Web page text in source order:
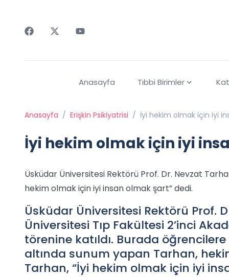
Anasayfa Tıbbi Birimler
Anasayfa / Erişkin Psikiyatrisi / İyi hekim olmak için iyi
İyi hekim olmak için iyi
Üsküdar Üniversitesi Rektörü Prof. Dr. Nevzat
hekim olmak için iyi insan olmak şart” dedi.
Üsküdar Üniversitesi Rektörü Prof.
Üniversitesi Tıp Fakültesi 2’inci
törenine katıldı. Burada öğrencilere
altında sunum yapan Tarhan,
Tarhan, “İyi hekim olmak için iyi